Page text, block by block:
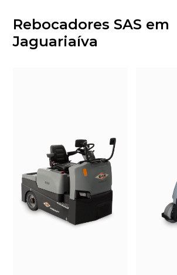
Rebocadores SAS em
Jaguariaíva